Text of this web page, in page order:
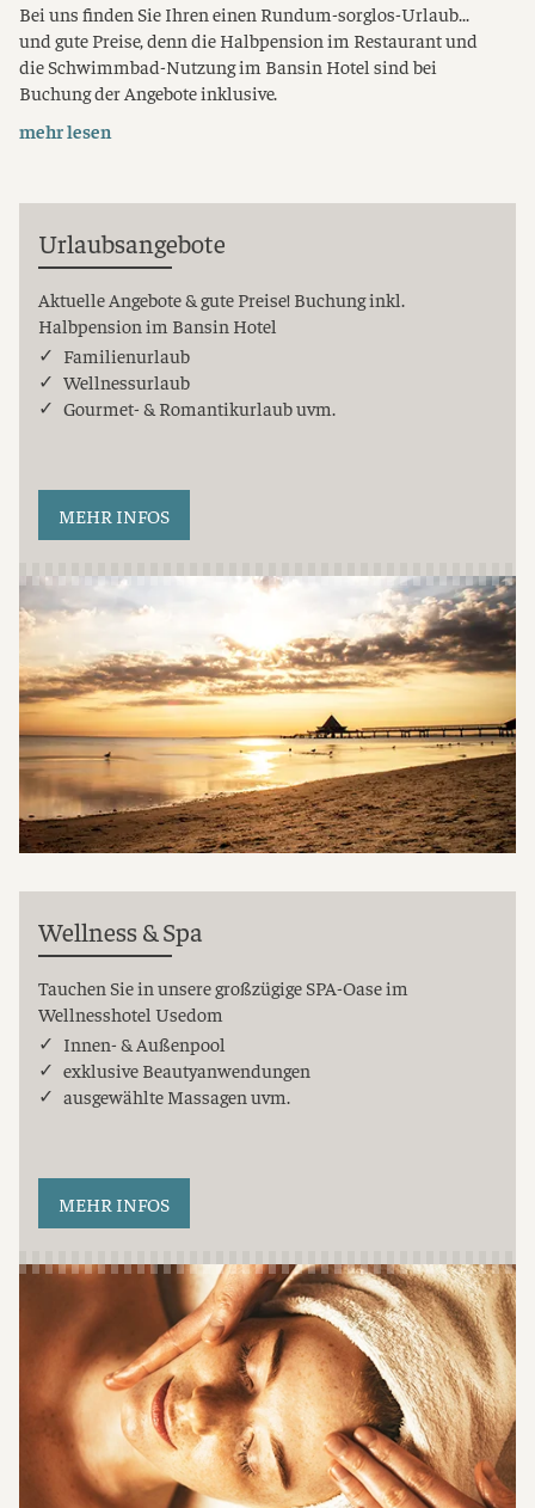
Bei uns finden Sie Ihren einen Rundum-sorglos-Urlaub...
und gute Preise, denn die Halbpension im Restaurant und
die Schwimmbad-Nutzung im Bansin Hotel sind bei
Buchung der Angebote inklusive.
mehr lesen
Urlaubsangebote
Aktuelle Angebote & gute Preise! Buchung inkl.
Halbpension im Bansin Hotel
Familienurlaub
Wellnessurlaub
Gourmet- & Romantikurlaub uvm.
MEHR INFOS
Wellness & Spa
Tauchen Sie in unsere großzügige SPA-Oase im
Wellnesshotel Usedom
Innen- & Außenpool
exklusive Beautyanwendungen
ausgewählte Massagen uvm.
MEHR INFOS